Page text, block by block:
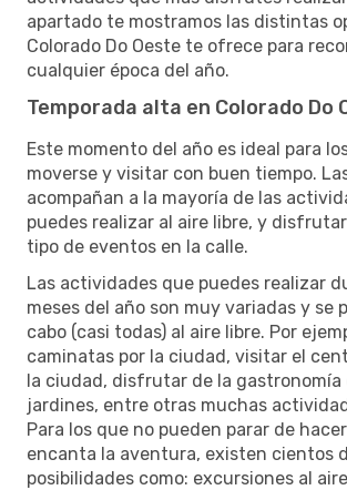
apartado te mostramos las distintas
Colorado Do Oeste te ofrece para
cualquier época del año.
Temporada alta en Colorado Do
Este momento del año es ideal para
moverse y visitar con buen tiempo.
acompañan a la mayoría de las
puedes realizar al aire libre, y
tipo de eventos en la calle.
Las actividades que puedes realizar
meses del año son muy variadas y se
cabo (casi todas) al aire libre. Por
caminatas por la ciudad, visitar el
la ciudad, disfrutar de la gastronomía
jardines, entre otras muchas
Para los que no pueden parar de
encanta la aventura, existen cientos
posibilidades como: excursiones al